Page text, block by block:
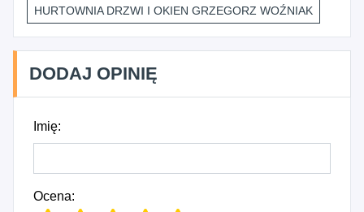
HURTOWNIA DRZWI I OKIEN GRZEGORZ WOŹNIAK
DODAJ OPINIĘ
Imię:
Ocena: